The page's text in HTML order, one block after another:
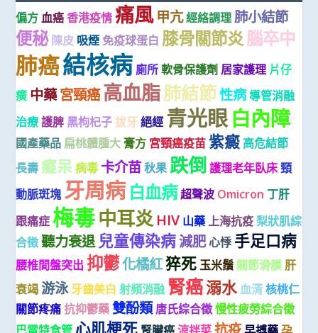
偏方 血癌 香港疫情 痛風 甲亢經絡調理 肺小結節
便秘 陳皮 吸煙 免疫球蛋白 膝骨關節炎腦卒中
肺癌結核病 廁所 軟骨保護劑 居家護理 片仔
癀 中藥宮頸癌高血脂肺結節性病導管消融
治療 護脾 黑枸杞子 拔牙 絕經 青光眼白內障
國產藥品 扁桃體腫大 膏方 宮頸癌疫苗 紫癜 高危結節
長壽 癡呆 病毒 卡介苗 秋果 跌倒 護理老年臥床 頸
動脈斑塊 牙周病 白血病超聲波 Omicron 丁肝
跟痛症 梅毒中耳炎 HIV 山藥 上海抗疫 梨狀肌綜
合徵 聽力衰退 兒童傳染病減肥心悸 手足口病
腰椎間盤突出 抑鬱化橘紅猝死 玉米鬚 關節滑膜 肝
衰竭 游泳牙齒美白 射頻消融 腎癌溺水 血清 核桃仁
關節疼痛 抗抑鬱藥 雙酚類 唐氏綜合徵慢性疲勞綜合徵
心肌梗死 抗疫